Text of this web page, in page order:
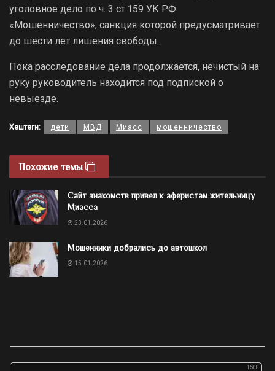
уголовное дело по ч. 3 ст.159 УК РФ
«Мошенничество», санкция которой предусматривает
до шести лет лишения свободы.
Пока расследование дела продолжается, нечистый на
руку руководитель находится под подпиской о
невыезде.
Хештеги: дети МВД Миасс мошенничество
Похожие темы
Сайт знакомств привел к аферистам жительницу
Миасса
23.01.2026
Мошенники добрались до автошкол
15.01.2026
1500